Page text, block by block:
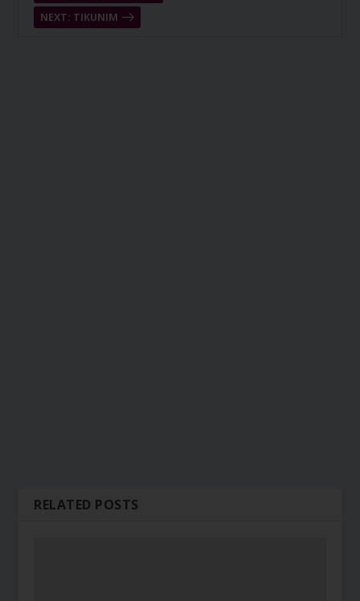
NEXT: TIKUNIM
RELATED POSTS